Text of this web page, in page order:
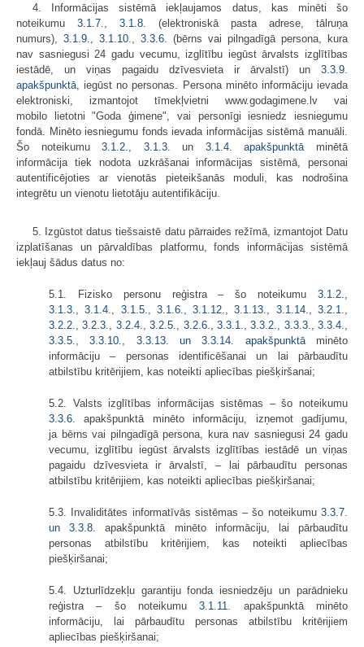
4. Informācijas sistēmā iekļaujamos datus, kas minēti šo
noteikumu 3.1.7. 3.1.8.
(elektroniskā pasta adrese, tālruņa
numurs), 3.1.9. 3.1.10. 3.3.6.
(bērns vai pilngadīgā persona, kura
nav sasniegusi 24 gadu vecumu, izglītību iegūst ārvalsts izglītības
iestādē, un viņas pagaidu dzīvesvieta ir ārvalstī) un 3.3.9.
apakšpunktā , iegūst no personas. Persona minēto informāciju ievada
elektroniski, izmantojot tīmekļvietni www.godagimene.lv vai
mobilo lietotni "Goda ģimene", vai personīgi iesniedz iesniegumu
fondā. Minēto iesniegumu fonds ievada informācijas sistēmā manuāli.
Šo noteikumu3.1.2. 3.1.3. un 3.1.4. apakšpunktā minētā
informācija tiek nodota uzkrāšanai informācijas sistēmā, personai
autentificējoties ar vienotās pieteikšanās moduli, kas nodrošina
integrētu un vienotu lietotāju autentifikāciju.
5. Izgūstot datus tiešsaistē datu pārraides režīmā, izmantojot Datu
izplatīšanas un pārvaldības platformu, fonds informācijas sistēmā
iekļauj šādus datus no:
5.1. Fizisko personu reģistra – šo noteikumu 3.1.2.,
3.1.3.,
3.1.4. 3.1.5. 3.1.6., 3.1.12., 3.1.13., 3.1.14. ,3.2.1.,
3.2.2.,
3.2.3. 3.2.4. ,3.2.5., 3.2.6., 3.3.1., 3.3.2., 3.3.3.,
3.3.4.,
3.3.5.,
3.3.10. 3.3.13. un 3.3.14. apakšpunktāminēto
informāciju – personas identificēšanai un lai pārbaudītu
atbilstību kritērijiem, kas noteikti apliecības piešķiršanai;
5.2. Valsts izglītības informācijas sistēmas – šo noteikumu
3.3.6.
apakšpunktā minēto informāciju, izņemot gadījumu,
ja bērns vai pilngadīgā persona, kura nav sasniegusi 24 gadu
vecumu, izglītību iegūst ārvalsts izglītības iestādē un viņas
pagaidu dzīvesvieta ir ārvalstī, – lai pārbaudītu personas
atbilstību kritērijiem, kas noteikti apliecības piešķiršanai;
5.3. Invaliditātes informatīvās sistēmas – šo noteikumu 3.3.7.
un
3.3.8.
apakšpunktā minēto informāciju, lai pārbaudītu
personas atbilstību kritērijiem, kas noteikti apliecības
piešķiršanai;
5.4. Uzturlīdzekļu garantiju fonda iesniedzēju un parādnieku
reģistra – šo noteikumu3.1.11.
apakšpunktā minēto
informāciju, lai pārbaudītu personas atbilstību kritērijiem
apliecības piešķiršanai;